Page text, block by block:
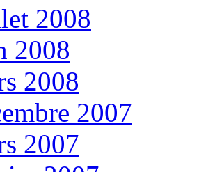
2008
2008
2008
2007
2007